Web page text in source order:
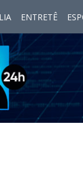
ENTRETÊ